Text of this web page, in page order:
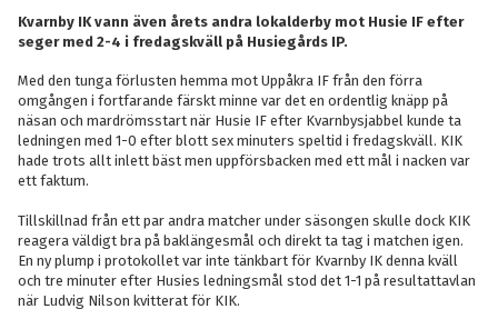
Kvarnby IK vann även årets andra lokalderby mot Husie IF efter
seger med 2-4 i fredagskväll på Husiegårds IP.
Med den tunga förlusten hemma mot Uppåkra IF från den förra
omgången i fortfarande färskt minne var det en ordentlig knäpp på
näsan och mardrömsstart när Husie IF efter Kvarnbysjabbel kunde ta
ledningen med 1-0 efter blott sex minuters speltid i fredagskväll. KIK
hade trots allt inlett bäst men uppförsbacken med ett mål i nacken var
ett faktum.
Tillskillnad från ett par andra matcher under säsongen skulle dock KIK
reagera väldigt bra på baklängesmål och direkt ta tag i matchen igen.
En ny plump i protokollet var inte tänkbart för Kvarnby IK denna kväll
och tre minuter efter Husies ledningsmål stod det 1-1 på resultattavlan
när Ludvig Nilson kvitterat för KIK.